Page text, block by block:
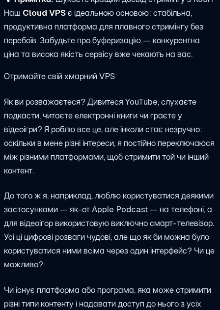
Наш Cloud VPSє ідеальною основою: стабільна,
продуктивна платформа для плавного стримінгу без
перебоїв. Забудьте про буферизацію — конкурентна
ціна та висока якість сервісу вже чекають на вас.
Отримайте свій хмарний VPS
Як ви розважаєтеся? Дивитеся YouTube, слухаєте
подкасти, читаєте електронні книги чи граєте у
відеоігри? Я роблю все це, але інколи стає незручно:
оскільки в мене різні інтереси, я постійно переключаюся
між різними платформами, щоб стримити той чи інший
контент.
До того ж я, наприклад, люблю користуватися деякими
застосунками — як-от Apple Podcast — на телефоні, а
для відеоігор використовую виключно смарт-телевізор.
Усі ці цифрові розваги чудові, але що як би можна було
користуватися ними всіма через один інтерфейс? Чи це
можливо?
Чи існує платформа або програма, яка може стримити
різні типи контенту і надавати доступ до нього з усіх